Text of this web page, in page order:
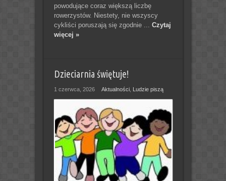
powodujące coraz większą liczbę
rowerzystów. Niestety, nie wszyscy
cykliści poruszają się zgodnie ... Czytaj
więcej »
Dzieciarnia świętuje!
1 czerwca, 2026 Aktualności, Ludzie piszą